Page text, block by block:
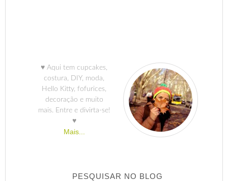
♥ Aqui tem cupcakes,
costura, DIY, moda,
Hello Kitty, fofurices,
decoração e muito
mais. Entre e divirta-se!
♥
Mais...
PESQUISAR NO BLOG